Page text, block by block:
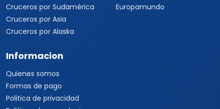
Cruceros por Sudamérica
Cruceros por Asia
Cruceros por Alaska
Europamundo
Informacion
Quienes somos
Formas de pago
Politica de privacidad